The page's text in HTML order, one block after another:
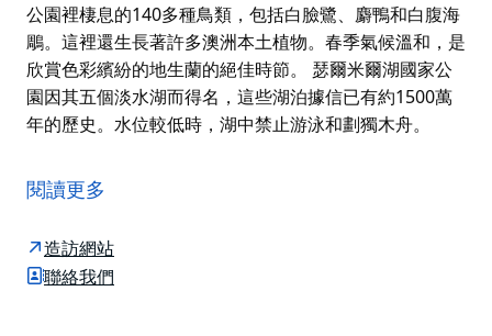
公園裡棲息的140多種鳥類，包括白臉鷺、麝鴨和白腹海
鵰。這裡還生長著許多澳洲本土植物。春季氣候溫和，是
欣賞色彩繽紛的地生蘭的絕佳時節。 瑟爾米爾湖國家公
園因其五個淡水湖而得名，這些湖泊據信已有約1500萬
年的歷史。水位較低時，湖中禁止游泳和劃獨木舟。
雪梨一日遊的絕佳選擇。
施，您可以一邊享受沃隆迪利郡的清新空氣，一邊烹製美
味佳餚。
閱讀更多
造訪網站
聯絡我們